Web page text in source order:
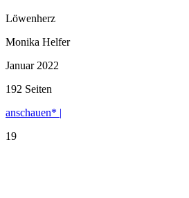
Löwenherz
Monika Helfer
Januar 2022
192 Seiten
anschauen* |
19